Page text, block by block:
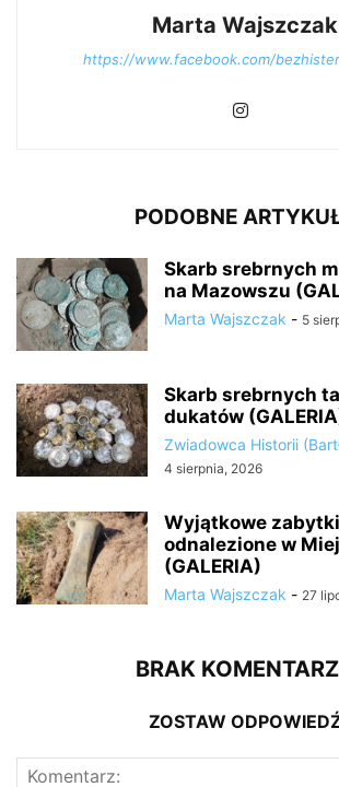
Marta Wajszczak
https://www.facebook.com/
PODOBNE
Skarb srebrnych
na Mazowszu
Marta Wajszczak - 5
Skarb srebrnych
dukatów
Zwiadowca Historii
4 sierpnia, 2026
Wyjątkowe
odnalezione w
(GALERIA)
Marta Wajszczak - 27
BRAK
ZOSTAW